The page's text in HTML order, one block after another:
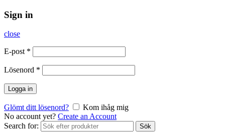
Sign in
close
E-post *
Lösenord *
Logga in
Glömt ditt lösenord?
Kom ihåg mig
No account yet? Create an Account
Search for:
Sök